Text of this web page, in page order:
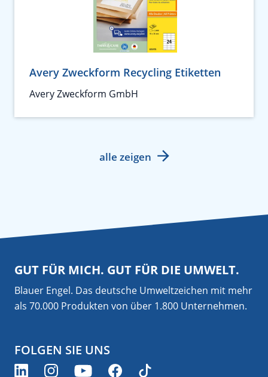
Avery Zweckform Recycling Etiketten
Avery Zweckform GmbH
alle zeigen
GUT FÜR MICH. GUT FÜR DIE UMWELT.
Blauer Engel. Das deutsche Umweltzeichen mit mehr
als 70.000 Produkten von über 1.800 Unternehmen.
FOLGEN SIE UNS